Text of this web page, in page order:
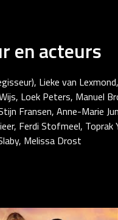
en acteurs
Lieke van
Loek Peters, Manuel
Fransen, Anne-Marie
Ferdi Stofmeel, Toprak
Melissa Drost